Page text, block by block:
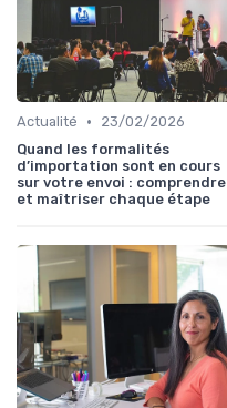
Actualité •
23/02/2026
Quand les formalités
d’importation sont en cours
sur votre envoi : comprendre
et maîtriser chaque étape